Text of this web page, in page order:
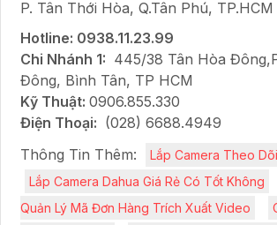
P. Tân Thới Hòa, Q.Tân Phú, TP.HCM
Hotline: 0938.11.23.99
Chi Nhánh 1: 445/38 Tân Hòa
Đông, Bình Tân, TP HCM
Kỹ Thuật: 0906.855.330
Điện Thoại: (028) 6688.4949
Thông Tin Thêm:
Lắp Camera Theo
Lắp Camera Dahua Giá Rẻ Có Tốt Không
Quản Lý Mã Đơn Hàng Trích Xuất Video